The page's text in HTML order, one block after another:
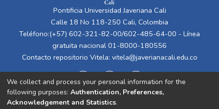
Pontificia Universidad Javeriana Cali
Calle 18 No 118-250 Cali, Colombia
Teléfono:(+57) 602-321-82-00/602-485-64-00 - Línea
gratuita nacional 01-8000-180556
Contacto repositorio Vitela: vitela@javerianacali.edu.co
We collect and process your personal information for the
following purposes: Authentication, Preferences,
Acknowledgement and Statistics.